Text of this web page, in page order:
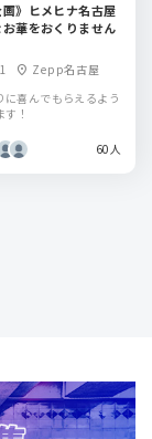
画》ヒメヒナ名古屋
華をおくりません
location_on Zepp名古屋
に喜んでもらえるよう
！
60人